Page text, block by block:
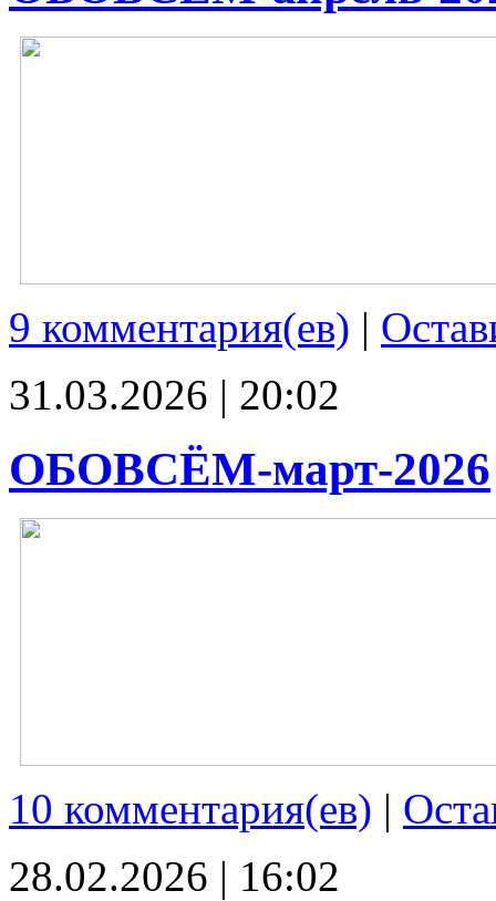
9 комментария(ев) |
31.03.2026 | 20:02
ОБОВСЁМ-март-2026
10 комментария(ев) |
28.02.2026 | 16:02